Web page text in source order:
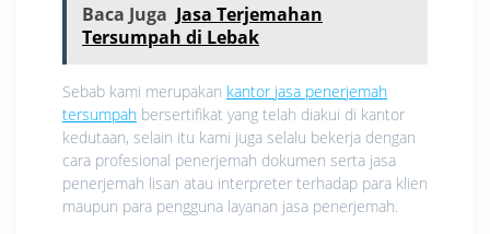
Baca Juga Jasa Terjemahan
Tersumpah di Lebak
Sebab kami merupakan kantor jasa penerjemah
tersumpah bersertifikat yang telah diakui di kantor
kedutaan, selain itu kami juga selalu bekerja dengan
cara profesional penerjemah dokumen serta jasa
penerjemah lisan atau interpreter terhadap para klien
maupun para pengguna layanan jasa penerjemah.